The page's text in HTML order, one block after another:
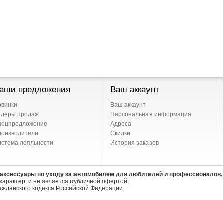
предложения
продаж
лояльности
Ваш аккаунт
Ваш аккаунт
Персональная информация
Адреса
Скидки
История заказов
по уходу за автомобилем для любителей и профессионалов.
и не является публичной офертой,
кодекса Российской Федерации.